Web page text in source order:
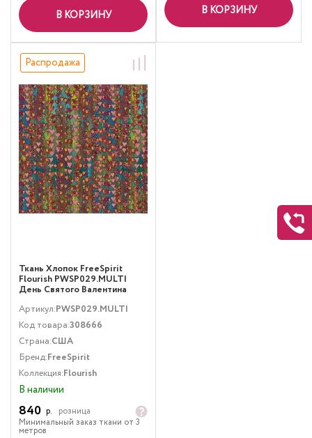
В КОРЗИНУ В КОРЗИНУ
Распродажа
Ткань Хлопок FreeSpirit
Flourish PWSP029.MULTI
День Святого Валентина
Артикул:PWSP029.MULTI
Код товара:308666
Страна:США
Бренд:FreeSpirit
Коллекция:Flourish
В наличии
840 р.
розница
Минимальный заказ ткани от 3
метров